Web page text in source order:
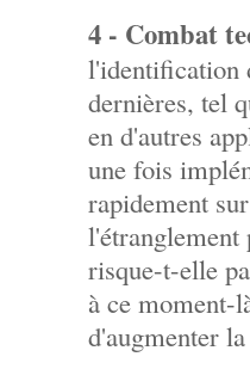
4 - Combat
l'identification
dernières, tel
en d'autres
une fois
rapidement
l'étranglement
risque-t-elle
à ce moment-
d'augmenter